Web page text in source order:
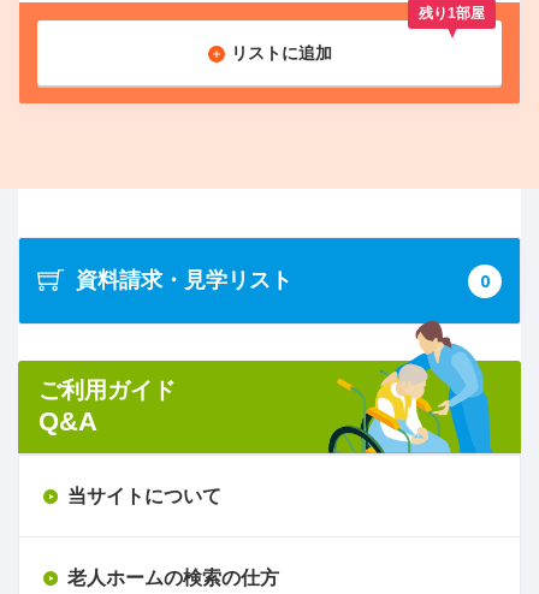
リストに追加
残り1部屋
資料請求・見学リスト 0
ご利用ガイド
Q&A
当サイトについて
老人ホームの検索の仕方